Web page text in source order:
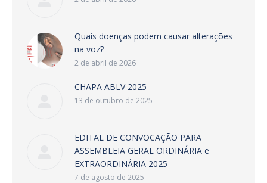
Quais doenças podem causar alterações
na voz?
2 de abril de 2026
CHAPA ABLV 2025
13 de outubro de 2025
EDITAL DE CONVOCAÇÃO PARA
ASSEMBLEIA GERAL ORDINÁRIA e
EXTRAORDINÁRIA 2025
7 de agosto de 2025